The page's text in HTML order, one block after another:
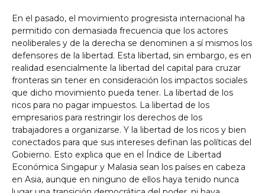
En el pasado, el movimiento progresista internacional ha
permitido con demasiada frecuencia que los actores
neoliberales y de la derecha se denominen a sí mismos los
defensores de la libertad. Esta libertad, sin embargo, es en
realidad esencialmente la libertad del capital para cruzar
fronteras sin tener en consideración los impactos sociales
que dicho movimiento pueda tener. La libertad de los
ricos para no pagar impuestos. La libertad de los
empresarios para restringir los derechos de los
trabajadores a organizarse. Y la libertad de los ricos y bien
conectados para que sus intereses definan las políticas del
Gobierno. Esto explica que en el Índice de Libertad
Económica Singapur y Malasia sean los países en cabeza
en Asia, aunque en ninguno de ellos haya tenido nunca